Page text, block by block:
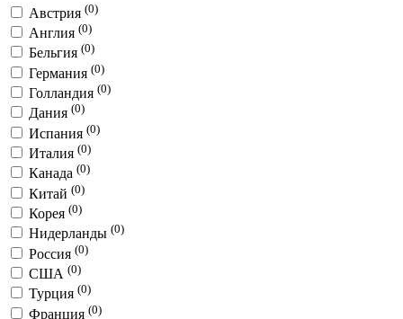
Австрия (0)
Англия (0)
Бельгия (0)
Германия (0)
Голландия (0)
Дания (0)
Испания (0)
Италия (0)
Канада (0)
Китай (0)
Корея (0)
Нидерланды (0)
Россия (0)
США (0)
Турция (0)
Франция (0)